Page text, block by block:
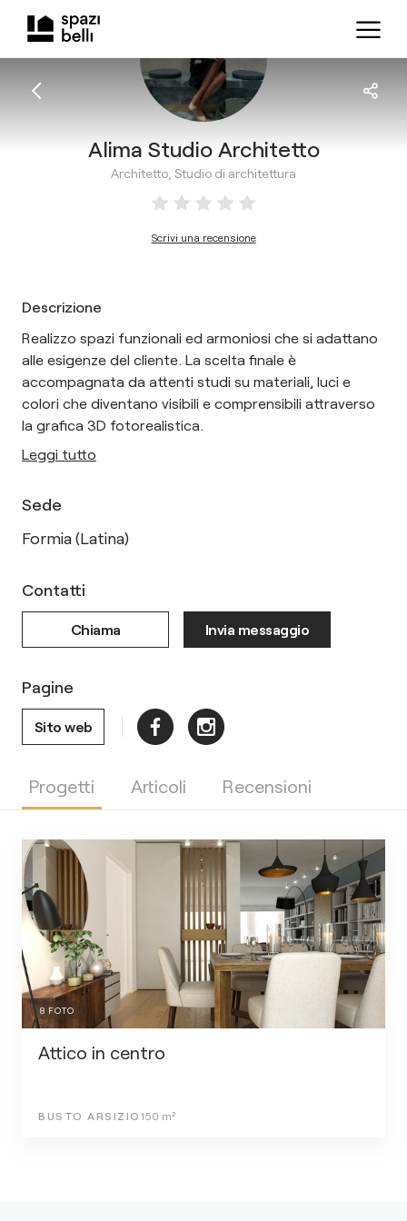
Alima Studio Architetto
Architetto, Studio di architettura
Scrivi una recensione
Descrizione
Realizzo spazi funzionali ed armoniosi che si adattano
alle esigenze del cliente. La scelta finale è
accompagnata da attenti studi su materiali, luci e
colori che diventano visibili e comprensibili attraverso
la grafica 3D fotorealistica.
Leggi tutto
Sede
Formia (Latina)
Pagine
Sito web
Contatti
Chiama Invia messaggio
Progetti Articoli Recensioni
8 FOTO
Attico in centro
BUSTO ARSIZIO 150 m²